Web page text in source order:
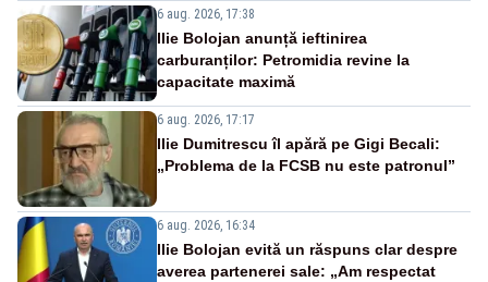
6 aug. 2026, 17:38
Ilie Bolojan anunță ieftinirea
carburanților: Petromidia revine la
capacitate maximă
6 aug. 2026, 17:17
Ilie Dumitrescu îl apără pe Gigi Becali:
„Problema de la FCSB nu este patronul”
6 aug. 2026, 16:34
Ilie Bolojan evită un răspuns clar despre
averea partenerei sale: „Am respectat